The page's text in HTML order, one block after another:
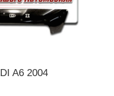
A6 2004